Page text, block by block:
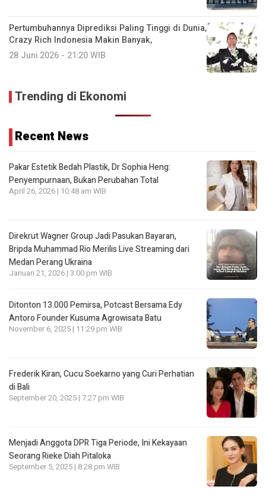
Pertumbuhannya Diprediksi Paling Tinggi di Dunia,
Crazy Rich Indonesia Makin Banyak,
28 Juni 2026 - 21:20 WIB
Trending di Ekonomi
Recent News
Pakar Estetik Bedah Plastik, Dr Sophia Heng:
Penyempurnaan, Bukan Perubahan Total
April 26, 2026 | 10:48 am WIB
Direkrut Wagner Group Jadi Pasukan Bayaran,
Bripda Muhammad Rio Merilis Live Streaming dari
Medan Perang Ukraina
Januari 21, 2026 | 3:00 pm WIB
Ditonton 13.000 Pemirsa, Potcast Bersama Edy
Antoro Founder Kusuma Agrowisata Batu
November 6, 2025 | 11:29 pm WIB
Frederik Kiran, Cucu Soekarno yang Curi Perhatian
di Bali
September 20, 2025 | 7:27 pm WIB
Menjadi Anggota DPR Tiga Periode, Ini Kekayaan
Seorang Rieke Diah Pitaloka
September 5, 2025 | 8:28 pm WIB